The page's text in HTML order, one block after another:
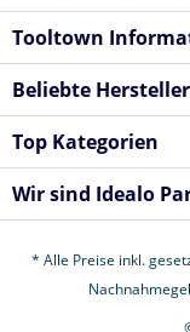
Tooltown
Beliebte Hersteller
Top Kategorien
Wir sind Idealo
* Alle Preise inkl.